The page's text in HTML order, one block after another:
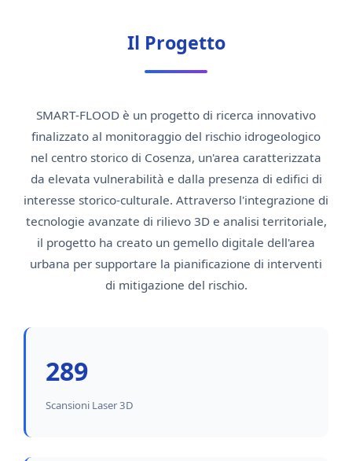
Il Progetto
SMART-FLOOD è un progetto di ricerca innovativo
finalizzato al monitoraggio del rischio idrogeologico
nel centro storico di Cosenza, un'area caratterizzata
da elevata vulnerabilità e dalla presenza di edifici di
interesse storico-culturale. Attraverso l'integrazione di
tecnologie avanzate di rilievo 3D e analisi territoriale,
il progetto ha creato un gemello digitale dell'area
urbana per supportare la pianificazione di interventi
di mitigazione del rischio.
289
Scansioni Laser 3D